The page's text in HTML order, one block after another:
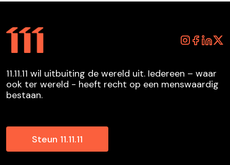
11.11.11 wil uitbuiting de wereld uit. Iedereen – waar
ook ter wereld - heeft recht op een menswaardig
bestaan.
Steun 11.11.11